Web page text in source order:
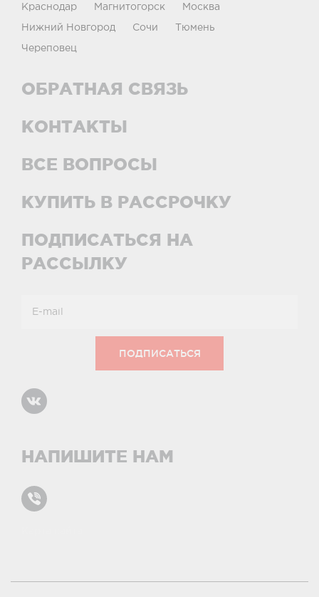
Краснодар Магнитогорск Москва
Нижний Новгород Сочи Тюмень
Череповец
ОБРАТНАЯ СВЯЗЬ
КОНТАКТЫ
ВСЕ ВОПРОСЫ
КУПИТЬ В РАССРОЧКУ
ПОДПИСАТЬСЯ НА
РАССЫЛКУ
НАПИШИТЕ НАМ
условиями и принципами